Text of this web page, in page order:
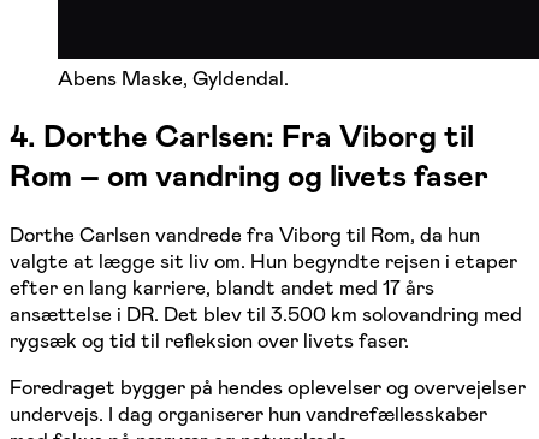
Abens Maske, Gyldendal.
4. Dorthe Carlsen: Fra Viborg til
Rom – om vandring og livets faser
Dorthe Carlsen vandrede fra Viborg til Rom, da hun
valgte at lægge sit liv om. Hun begyndte rejsen i etaper
efter en lang karriere, blandt andet med 17 års
ansættelse i DR. Det blev til 3.500 km solovandring med
rygsæk og tid til refleksion over livets faser.
Foredraget bygger på hendes oplevelser og overvejelser
undervejs. I dag organiserer hun vandrefællesskaber